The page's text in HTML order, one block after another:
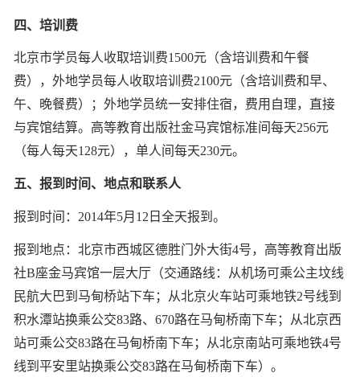
四、培训费
北京市学员每人收取培训费1500元（含培训费和午餐
费），外地学员每人收取培训费2100元（含培训费和早、
午、晚餐费）；外地学员统一安排住宿，费用自理，直接
与宾馆结算。高等教育出版社金马宾馆标准间每天256元
（每人每天128元），单人间每天230元。
五、报到时间、地点和联系人
报到时间：2014年5月12日全天报到。
报到地点：北京市西城区德胜门外大街4号，高等教育出版
社B座金马宾馆一层大厅（交通路线：从机场可乘公主坟线
民航大巴到马甸桥站下车；从北京火车站可乘地铁2号线到
积水潭站换乘公交83路、670路在马甸桥南下车；从北京西
站可乘公交83路在马甸桥南下车；从北京南站可乘地铁4号
线到平安里站换乘公交83路在马甸桥南下车）。